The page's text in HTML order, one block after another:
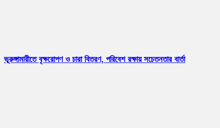
ভূরুঙ্গামারীতে বৃক্ষরোপণ ও চারা বিতরণ, পরিবেশ রক্ষায় সচেতনতার বার্তা